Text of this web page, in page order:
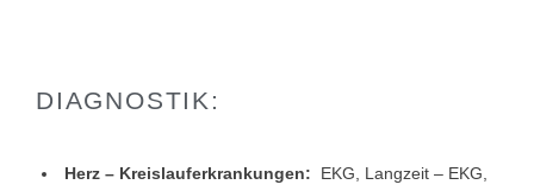
DIAGNOSTIK:
Herz – Kreislauferkrankungen: EKG, Langzeit – EKG,